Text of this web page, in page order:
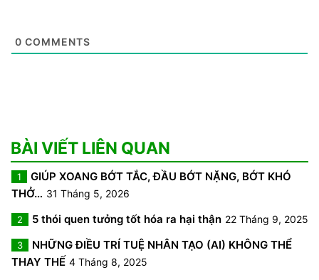
0 COMMENTS
BÀI VIẾT LIÊN QUAN
1
GIÚP XOANG BỚT TẮC, ĐẦU BỚT NẶNG, BỚT KHÓ
THỞ… 31 Tháng 5, 2026
2 5 thói quen tưởng tốt hóa ra hại thận 22 Tháng 9, 2025
3
NHỮNG ĐIỀU TRÍ TUỆ NHÂN TẠO (AI) KHÔNG THỂ
THAY THẾ 4 Tháng 8, 2025